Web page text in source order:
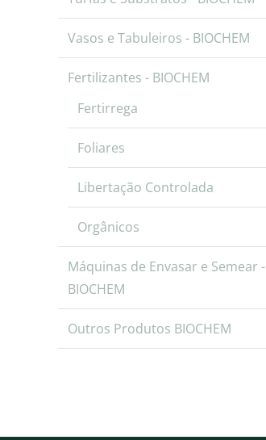
Vasos e Tabuleiros - BIOCHEM
Fertilizantes - BIOCHEM
Fertirrega
Foliares
Libertação Controlada
Orgânicos
Máquinas de Envasar e Semear -
BIOCHEM
Outros Produtos BIOCHEM